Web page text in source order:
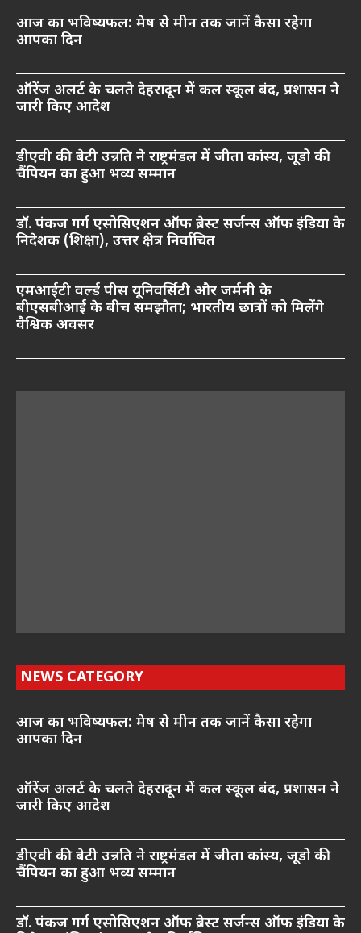
आज का भविष्यफल: मेष से मीन तक जानें कैसा रहेगा
आपका दिन
ऑरेंज अलर्ट के चलते देहरादून में कल स्कूल बंद, प्रशासन ने
जारी किए आदेश
डीएवी की बेटी उन्नति ने राष्ट्रमंडल में जीता कांस्य, जूडो की
चैंपियन का हुआ भव्य सम्मान
डॉ. पंकज गर्ग एसोसिएशन ऑफ ब्रेस्ट सर्जन्स ऑफ इंडिया के
निदेशक (शिक्षा), उत्तर क्षेत्र निर्वाचित
एमआईटी वर्ल्ड पीस यूनिवर्सिटी और जर्मनी के
बीएसबीआई के बीच समझौता; भारतीय छात्रों को मिलेंगे
वैश्विक अवसर
NEWS CATEGORY
आज का भविष्यफल: मेष से मीन तक जानें कैसा रहेगा
आपका दिन
ऑरेंज अलर्ट के चलते देहरादून में कल स्कूल बंद, प्रशासन ने
जारी किए आदेश
डीएवी की बेटी उन्नति ने राष्ट्रमंडल में जीता कांस्य, जूडो की
चैंपियन का हुआ भव्य सम्मान
डॉ. पंकज गर्ग एसोसिएशन ऑफ ब्रेस्ट सर्जन्स ऑफ इंडिया के